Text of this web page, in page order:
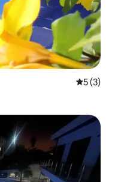
Средна
5 (3)